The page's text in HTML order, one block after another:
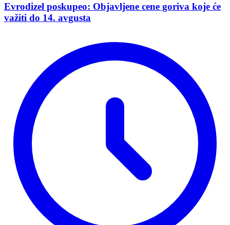
Evrodizel poskupeo: Objavljene cene goriva koje će
važiti do 14. avgusta